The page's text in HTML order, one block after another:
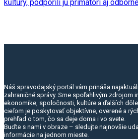
Náš spravodajský portál vám prináša
zahraničné správy. Sme spoľahlivým zdrojom
ekonomike, spoločnosti, kultúre a ďalších
cieľom je poskytovať objektívne, overené a
prehľad o tom, čo sa deje doma i vo svete.
Buďte s nami v obraze – sledujte najnovšie
informácie na jednom mieste.